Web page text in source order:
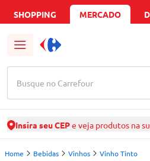
SHOPPING MERCADO
Busque no Carrefour
Insira seu CEPe veja produtos na
Home Bebidas Vinhos Vinho Tinto